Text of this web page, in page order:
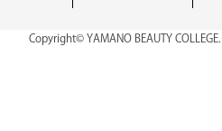
Copyright© YAMANO BEAUTY